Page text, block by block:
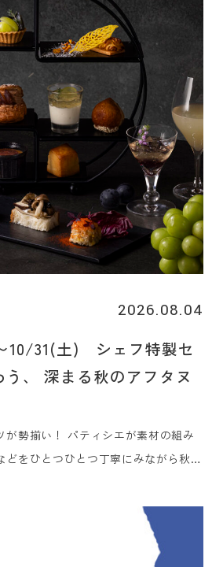
2026.08.04
10/31(土) シェフ特製セ
、 深まる秋のアフタヌ
が勢揃い！ パティシエが素材の組み
どをひとつひとつ丁寧にみながら秋味
ました。美食ガイド『ゴ・エ・ミヨ』
ホテルのメインダイニング「白井屋
いるヘッドシェフ、片山ひろが地元の